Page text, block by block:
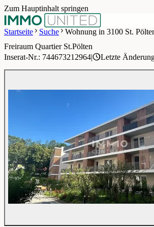
Zum Hauptinhalt springen
Startseite
Suche Wohnung in 3100 St.
1 / 13
Freiraum Quartier St.Pölten
Inserat-Nr.: 744673212964| Letzte